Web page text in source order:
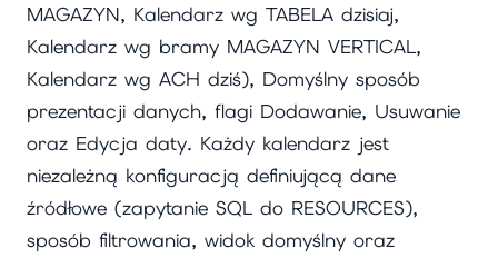
MAGAZYN, Kalendarz wg TABELA dzisiaj,
Kalendarz wg bramy MAGAZYN VERTICAL,
Kalendarz wg ACH dziś), Domyślny sposób
prezentacji danych, flagi Dodawanie, Usuwanie
oraz Edycja daty. Każdy kalendarz jest
niezależną konfiguracją definiującą dane
źródłowe (zapytanie SQL do RESOURCES),
sposób filtrowania, widok domyślny oraz